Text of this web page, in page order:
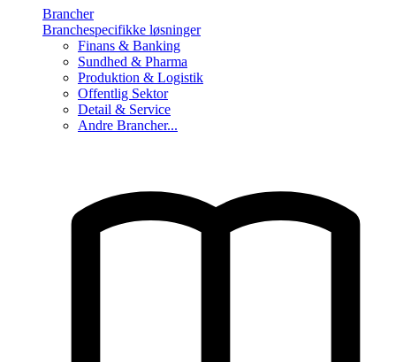
Brancher
Branchespecifikke løsninger
Finans & Banking
Sundhed & Pharma
Produktion & Logistik
Offentlig Sektor
Detail & Service
Andre Brancher...